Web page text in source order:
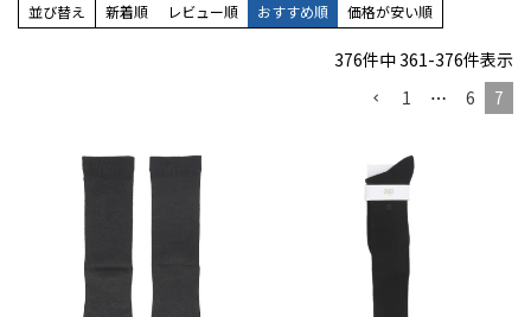
並び替え 新着順 レビュー順 おすすめ順 価格が安い順
376件中361-376件表示
1
… 6 7